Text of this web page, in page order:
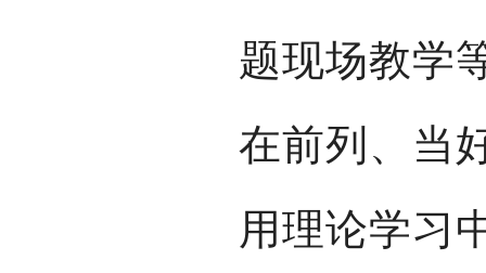
题现场教学
在前列、当
用理论学习